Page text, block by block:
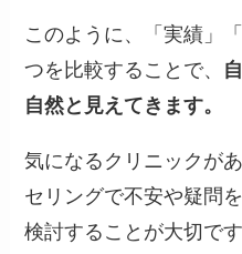
このように、「実績」
つを比較することで、
自然と見えてきます。
気になるクリニックが
セリングで不安や疑問
検討することが大切です